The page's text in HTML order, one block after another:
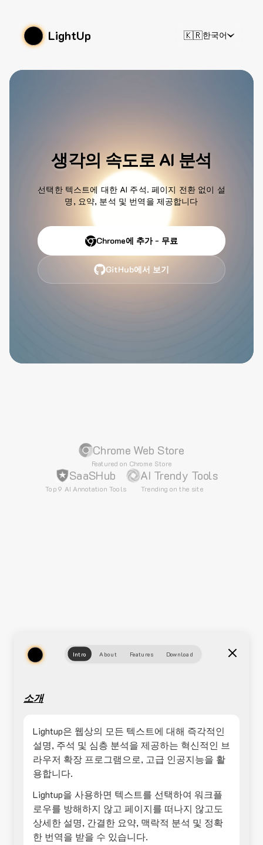
LightUp 🇰🇷한국어
생각의 속도로 AI 분석
선택한 텍스트에 대한 AI 주석. 페이지 전환 없이 설
명, 요약, 분석 및 번역을 제공합니다
Chrome에 추가 - 무료
GitHub에서 보기
Chrome Web Store
Featured on Chrome Store
SaaSHub
Top 9 AI Annotation Tools
AI Trendy Tools
Trending on the site
Intro About Features Download
소개
Lightup은 웹상의 모든 텍스트에 대해 즉각적인
설명, 주석 및 심층 분석을 제공하는 혁신적인 브
라우저 확장 프로그램으로, 고급 인공지능을 활
용합니다.
Lightup을 사용하면 텍스트를 선택하여 워크플
로우를 방해하지 않고 페이지를 떠나지 않고도
상세한 설명, 간결한 요약, 맥락적 분석 및 정확
한 번역을 받을 수 있습니다.